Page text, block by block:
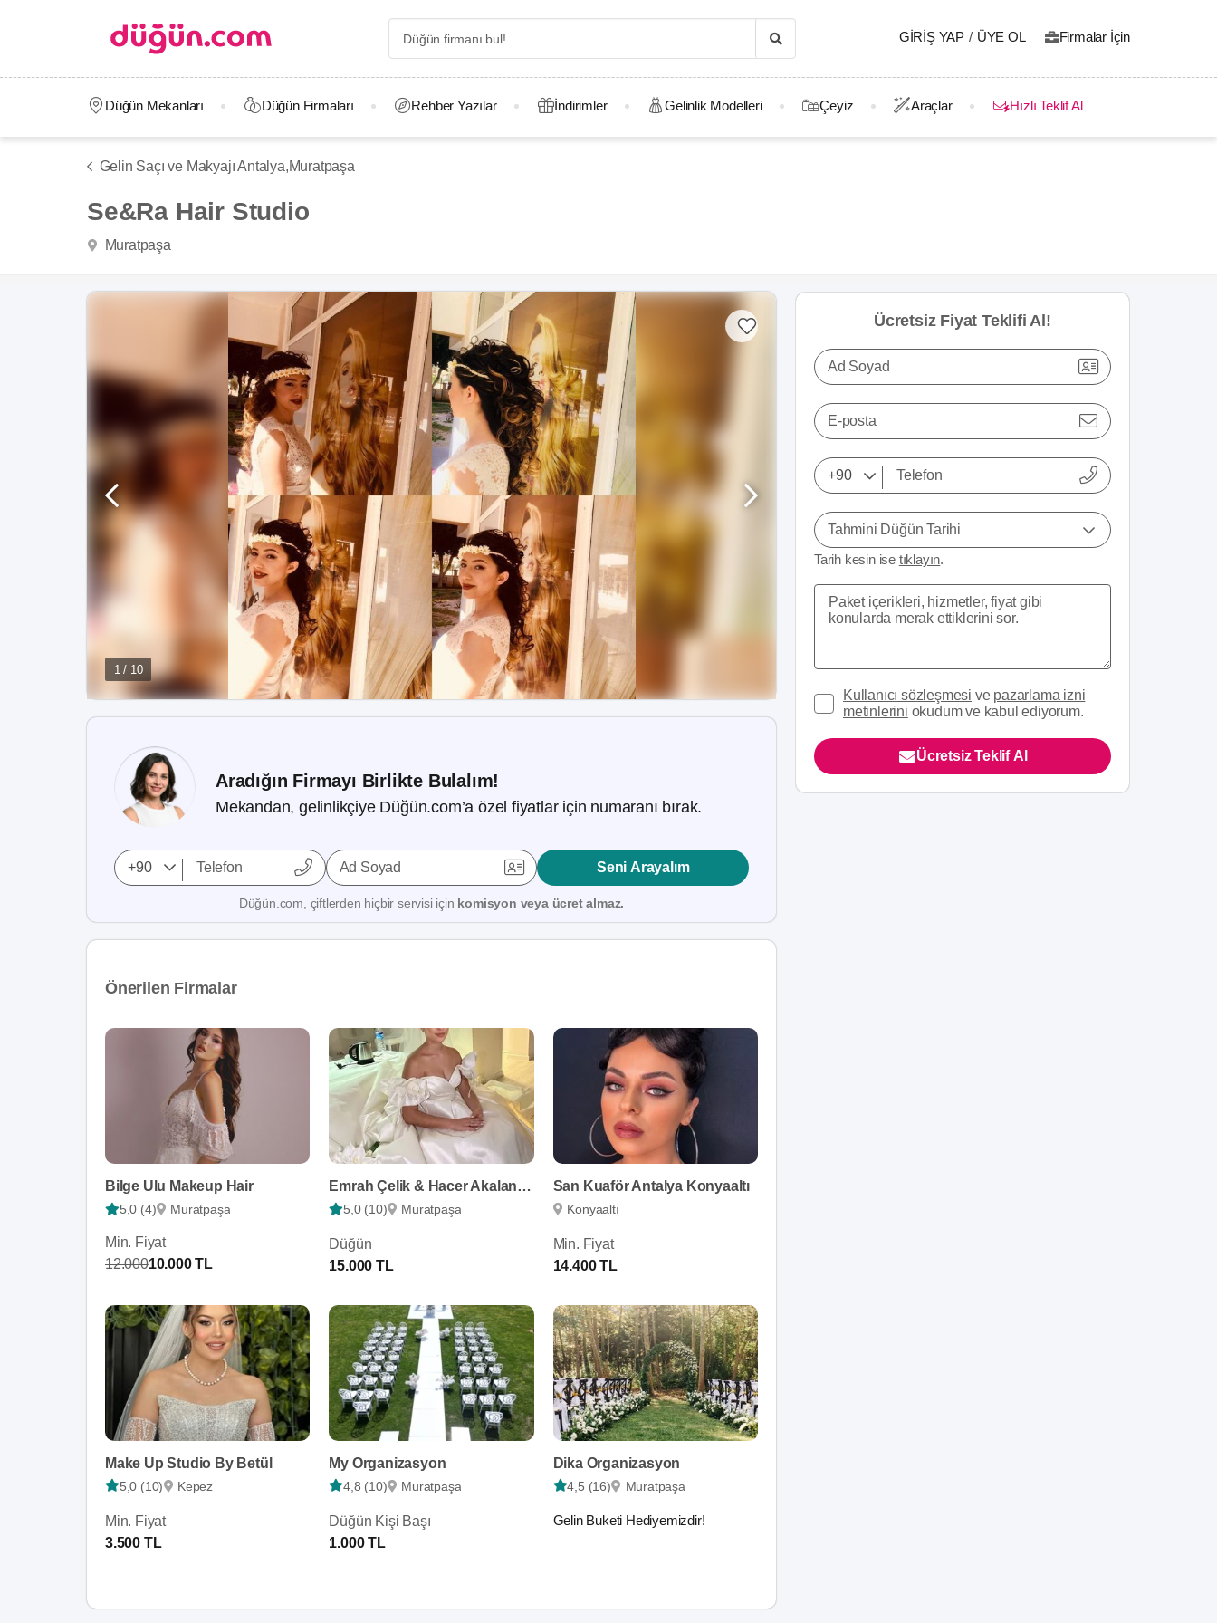
GIRIŞ YAP / ÜYE OL Firmalar İçin
Düğün Mekanları Düğün Firmaları Rehber Yazılar İndirimler Gelinlik Modelleri Çeyiz Araçlar Hızlı Teklif Al
Gelin Saçı ve Makyajı Antalya,Muratpaşa
Se&Ra Hair Studio
Muratpaşa
1 / 10
Aradığın Firmayı Birlikte Bulalım!
Mekandan, gelinlikçiye Düğün.com’a özel fiyatlar için numaranı bırak.
Ad Soyad Seni Arayalım
Düğün.com, çiftlerden hiçbir servisi için komisyon veya ücret almaz.
Önerilen Firmalar
Bilge Ulu Makeup Hair
5,0 (4) Muratpaşa
Min. Fiyat
12.00010.000 TL
Emrah Çelik & Hacer Akalan Hair & Makeup
5,0 (10) Muratpaşa
Düğün
15.000 TL
San Kuaför Antalya Konyaaltı
Konyaaltı
Min. Fiyat
14.400 TL
Make Up Studio By Betül
5,0 (10) Kepez
Min. Fiyat
3.500 TL
My Organizasyon
4,8 (10) Muratpaşa
Düğün Kişi Başı
1.000 TL
Dika Organizasyon
4,5 (16) Muratpaşa
Gelin Buketi Hediyemizdir!
Ücretsiz Fiyat Teklifi Al!
Ad Soyad
E-posta
Tahmini Düğün Tarihi
Tarih kesin ise tıklayın.
Kullanıcı sözleşmesi ve pazarlama izni
metinlerini okudum ve kabul ediyorum.
Ücretsiz Teklif Al